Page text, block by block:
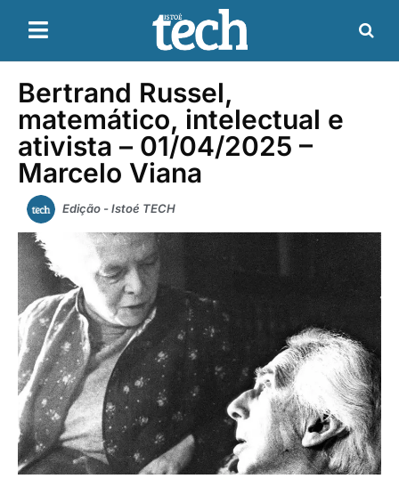
Bertrand Russel,
matemático, intelectual e
ativista – 01/04/2025 –
Marcelo Viana
Edição - Istoé TECH